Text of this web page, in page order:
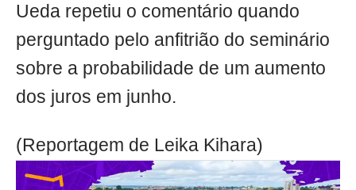
Ueda repetiu o comentário quando
perguntado pelo anfitrião do seminário
sobre a probabilidade de um aumento
dos juros em junho.
(Reportagem de Leika Kihara)